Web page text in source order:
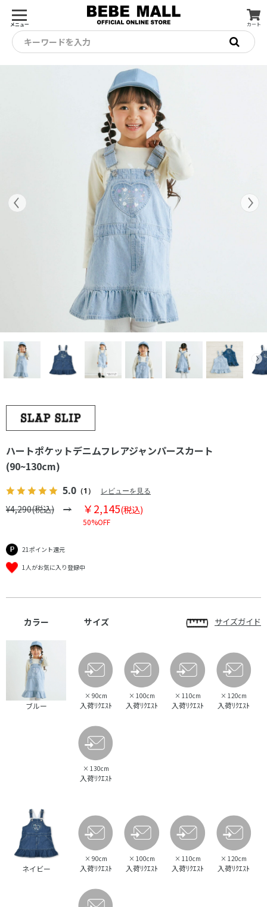
メニュー カート
キーワードを入力
ハートポケットデニムフレアジャンパースカート
(90~130cm)
5.0 （1） レビューを見る
¥4,290(税込) ￥2,145(税込)
50%OFF
21ポイント還元
1人がお気に入り登録中
カラー サイズ サイズガイド
ブルー
× 90cm
入荷ﾘｸｴｽﾄ
× 100cm
入荷ﾘｸｴｽﾄ
× 110cm
入荷ﾘｸｴｽﾄ
× 120cm
入荷ﾘｸｴｽﾄ
× 130cm
入荷ﾘｸｴｽﾄ
ネイビー
× 90cm
入荷ﾘｸｴｽﾄ
× 100cm
入荷ﾘｸｴｽﾄ
× 110cm
入荷ﾘｸｴｽﾄ
× 120cm
入荷ﾘｸｴｽﾄ